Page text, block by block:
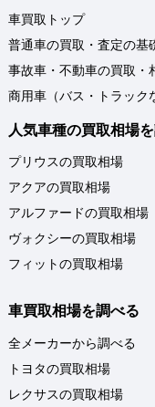
車買取トップ
普通車の買取・査定の基
事故車・不動車の買取・
商用車（バス・トラック
人気車種の買取相場
プリウスの買取相場
アクアの買取相場
アルファードの買取相場
ヴォクシーの買取相場
フィットの買取相場
車買取相場を調べる
全メーカーから調べる
トヨタの買取相場
レクサスの買取相場